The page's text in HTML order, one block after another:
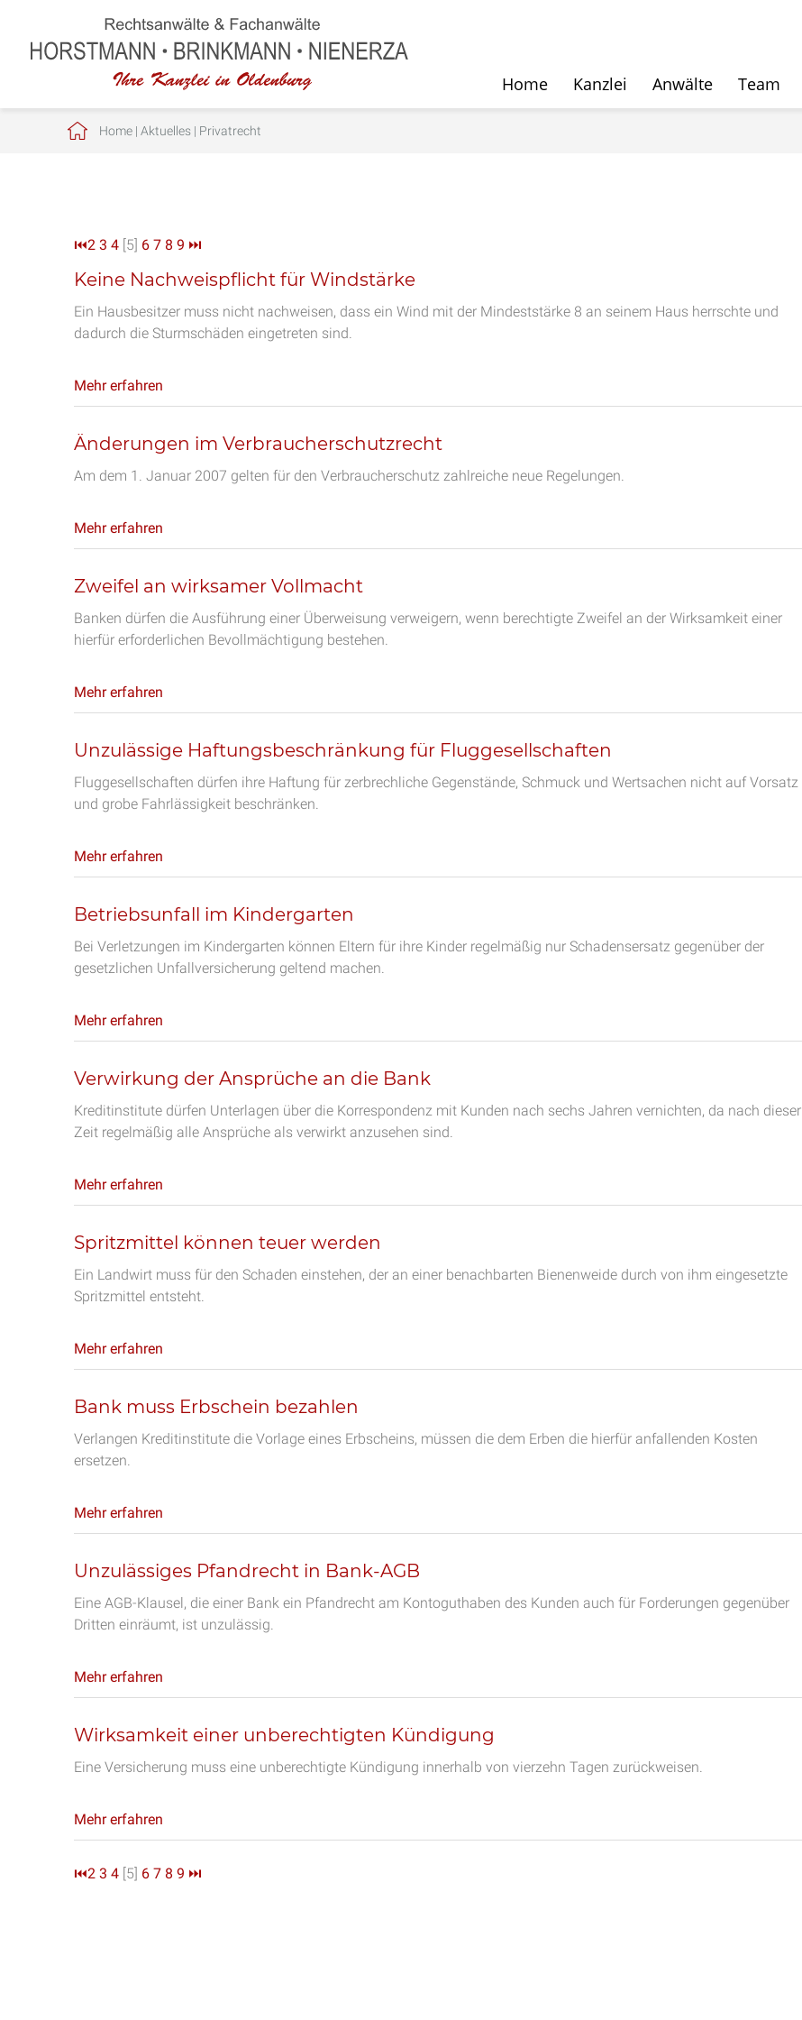
Home Kanzlei Anwälte Team
Home| Aktuelles| Privatrecht
⏮2 3 4 [5] 6 7 8 9 ⏭
Keine Nachweispflicht für Windstärke
Ein Hausbesitzer muss nicht nachweisen, dass ein Wind mit der Mindeststärke 8 an seinem Haus herrschte und
dadurch die Sturmschäden eingetreten sind.
Mehr erfahren
Änderungen im Verbraucherschutzrecht
Am dem 1. Januar 2007 gelten für den Verbraucherschutz zahlreiche neue Regelungen.
Mehr erfahren
Zweifel an wirksamer Vollmacht
Banken dürfen die Ausführung einer Überweisung verweigern, wenn berechtigte Zweifel an der Wirksamkeit einer
hierfür erforderlichen Bevollmächtigung bestehen.
Mehr erfahren
Unzulässige Haftungsbeschränkung für Fluggesellschaften
Fluggesellschaften dürfen ihre Haftung für zerbrechliche Gegenstände, Schmuck und Wertsachen nicht auf Vorsatz
und grobe Fahrlässigkeit beschränken.
Mehr erfahren
Betriebsunfall im Kindergarten
Bei Verletzungen im Kindergarten können Eltern für ihre Kinder regelmäßig nur Schadensersatz gegenüber der
gesetzlichen Unfallversicherung geltend machen.
Mehr erfahren
Verwirkung der Ansprüche an die Bank
Kreditinstitute dürfen Unterlagen über die Korrespondenz mit Kunden nach sechs Jahren vernichten, da nach dieser
Zeit regelmäßig alle Ansprüche als verwirkt anzusehen sind.
Mehr erfahren
Spritzmittel können teuer werden
Ein Landwirt muss für den Schaden einstehen, der an einer benachbarten Bienenweide durch von ihm eingesetzte
Spritzmittel entsteht.
Mehr erfahren
Bank muss Erbschein bezahlen
Verlangen Kreditinstitute die Vorlage eines Erbscheins, müssen die dem Erben die hierfür anfallenden Kosten
ersetzen.
Mehr erfahren
Unzulässiges Pfandrecht in Bank-AGB
Eine AGB-Klausel, die einer Bank ein Pfandrecht am Kontoguthaben des Kunden auch für Forderungen gegenüber
Dritten einräumt, ist unzulässig.
Mehr erfahren
Wirksamkeit einer unberechtigten Kündigung
Eine Versicherung muss eine unberechtigte Kündigung innerhalb von vierzehn Tagen zurückweisen.
Mehr erfahren
⏮2 3 4 [5] 6 7 8 9 ⏭